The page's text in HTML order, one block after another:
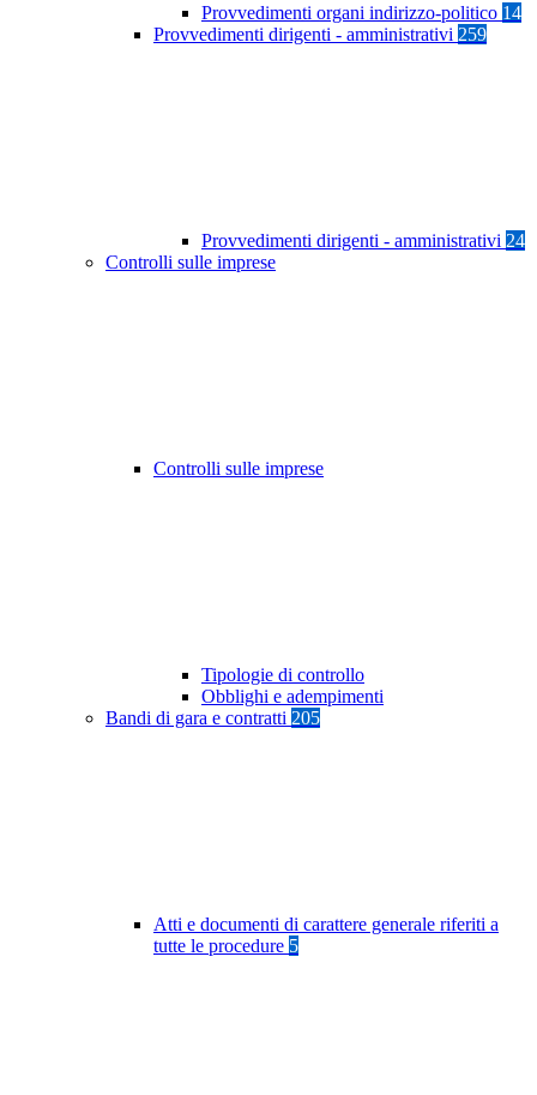
Provvedimenti organi indirizzo-politico 14
Provvedimenti dirigenti - amministrativi 259
Provvedimenti dirigenti - amministrativi 24
Controlli sulle imprese
Controlli sulle imprese
Tipologie di controllo
Obblighi e adempimenti
Bandi di gara e contratti 205
Atti e documenti di carattere generale riferiti a
tutte le procedure 5